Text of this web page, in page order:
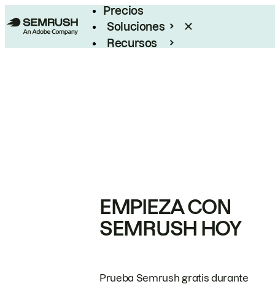
Precios
Soluciones
Recursos
EMPIEZA CON
SEMRUSH HOY
Prueba Semrush gratis durante